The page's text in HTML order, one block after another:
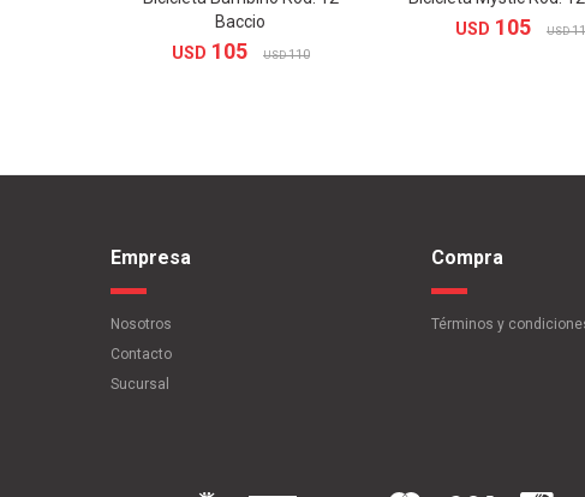
Baccio
USD 105 USD 110
USD 105 USD
Empresa
Nosotros
Contacto
Sucursal
Compra
Términos y